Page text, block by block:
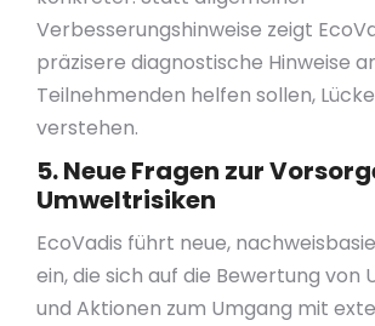
Verbesserungshinweise zeigt
präzisere diagnostische Hinweise
Teilnehmenden helfen sollen,
verstehen.
5. Neue Fragen zur
Umweltrisiken
EcoVadis führt neue,
ein, die sich auf die Bewertung von
und Aktionen zum Umgang mit